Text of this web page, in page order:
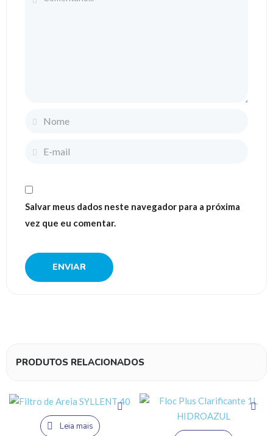
Salvar meus dados neste navegador para a próxima
vez que eu comentar.
PRODUTOS RELACIONADOS
Leia mais